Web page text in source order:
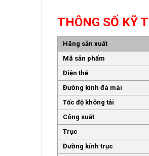
THÔNG SỐ KỸ
Hãng sản xuất
Mã sản phẩm
Điện thế
Đường kính đá mài
Tốc độ không tải
Công suất
Trục
Đường kính trục